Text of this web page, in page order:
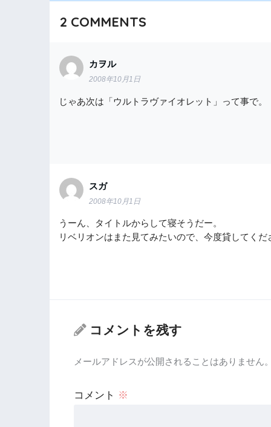
2 COMMENTS
カヲル
2008年10月1日
じゃあ次は「ウルトラヴァイオレット」って事で。
スガ
2008年10月1日
うーん、タイトルからして寝そうだー。
リベリオンはまた見てみたいので、今度貸してくだ
コメントを残す
メールアドレスが公開されることはありません
コメント ※